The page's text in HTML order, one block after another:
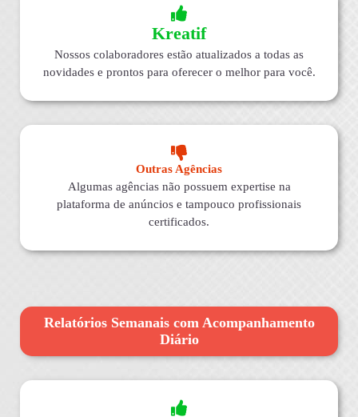
Kreatif
Nossos colaboradores estão atualizados a todas as
novidades e prontos para oferecer o melhor para você.
Outras Agências
Algumas agências não possuem expertise na
plataforma de anúncios e tampouco profissionais
certificados.
Relatórios Semanais com Acompanhamento
Diário